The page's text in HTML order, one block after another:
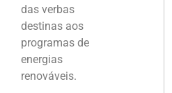
das verbas
destinas aos
programas de
energias
renováveis.